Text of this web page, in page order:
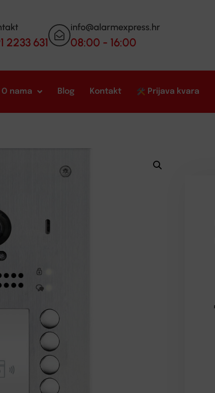
2233 631
info@alarmexpress.hr
08:00 - 16:00
O nama Blog Kontakt Prijava kvara